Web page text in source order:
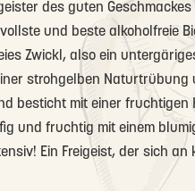
des guten
und beste alkoholfreie
Zwickl, also ein
strohgelben Naturtrübung
besticht mit einer fruchtigen
und fruchtig mit einem
Ein Freigeist, der sich an